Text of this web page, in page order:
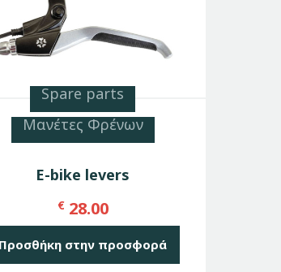
Spare parts
Μανέτες Φρένων
E-bike levers
€ 28.00
Προσθήκη στην προσφορά